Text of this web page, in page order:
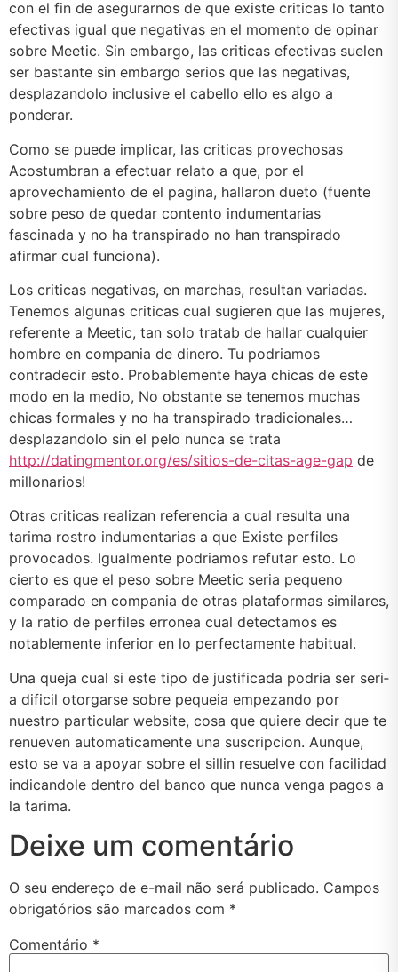
con el fin de asegurarnos de que existe criticas lo tanto
efectivas igual que negativas en el momento de opinar
sobre Meetic. Sin embargo, las criticas efectivas suelen
ser bastante sin embargo serios que las negativas,
desplazandolo inclusive el cabello ello es algo a
ponderar.
Como se puede implicar, las criticas provechosas
Acostumbran a efectuar relato a que, por el
aprovechamiento de el pagina, hallaron dueto (fuente
sobre peso de quedar contento indumentarias
fascinada y no ha transpirado no han transpirado
afirmar cual funciona).
Los criticas negativas, en marchas, resultan variadas.
Tenemos algunas criticas cual sugieren que las mujeres,
referente a Meetic, tan solo tratab de hallar cualquier
hombre en compania de dinero. Tu podri­amos
contradecir esto. Probablemente haya chicas de este
modo en la medio, No obstante se tenemos muchas
chicas formales y no ha transpirado tradicionales…
desplazandolo sin el pelo nunca se trata
http://datingmentor.org/es/sitios-de-citas-age-gap de
millonarios!
Otras criticas realizan referencia a cual resulta una
tarima rostro indumentarias a que Existe perfiles
provocados. Igualmente podri­amos refutar esto. Lo
cierto es que el peso sobre Meetic seri­a pequeno
comparado en compania de otras plataformas similares,
y la ratio de perfiles erronea cual detectamos es
notablemente inferior en lo perfectamente habitual.
Una queja cual si este tipo de justificada podri­a ser seri­
a dificil otorgarse sobre pequeia empezando por
nuestro particular website, cosa que quiere decir que te
renueven automaticamente una suscripcion. Aunque,
esto se va a apoyar sobre el silli­n resuelve con facilidad
indicandole dentro del banco que nunca venga pagos a
la tarima.
Deixe um comentário
O seu endereço de e-mail não será publicado. Campos
obrigatórios são marcados com *
Comentário *